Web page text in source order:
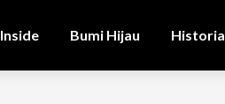
Inside Bumi Hijau Historia